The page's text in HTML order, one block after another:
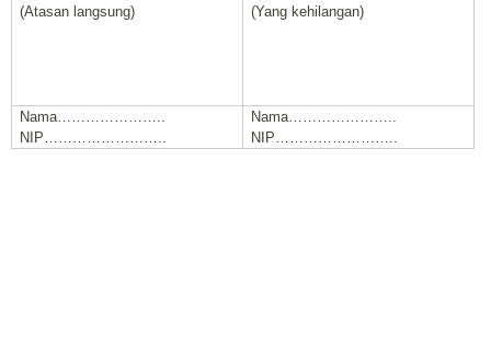
(Atasan langsung)
(Yang kehilangan)
Nama…………………..
NIP……………………..
Nama…………………..
NIP……………………..